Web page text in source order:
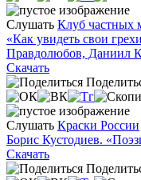
Слушать Клуб частных
«Как увидеть свои
Правдолюбов, Даниил
Скачать
Слушать Краски России
Борис Кустодиев.
Скачать